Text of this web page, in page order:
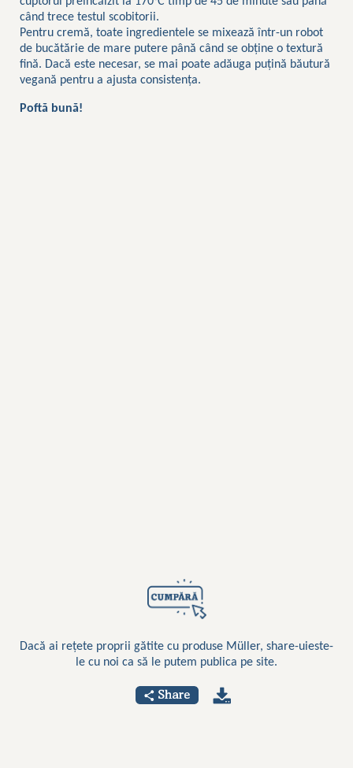
când trece testul scobitorii.
Pentru cremă, toate ingredientele se mixează într-un robot
de bucătărie de mare putere până când se obține o textură
fină. Dacă este necesar, se mai poate adăuga puțină băutură
vegană pentru a ajusta consistența.
Poftă bună!
Dacă ai rețete proprii gătite cu produse Müller, share-uieste-
le cu noi ca să le putem publica pe site.